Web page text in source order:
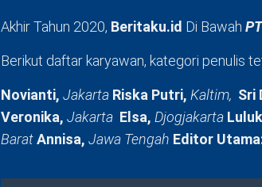
Akhir Tahun 2020, Beritaku.id Di Bawah
Berikut daftar karyawan, kategori penulis
Novianti, Jakarta Riska Putri, Kaltim, Sri
Veronika, Jakarta Elsa, Djogjakarta
BaratAnnisa, Jawa Tengah Editor